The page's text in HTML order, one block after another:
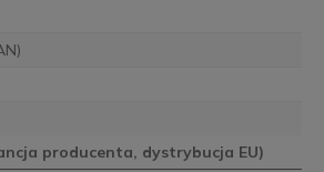
producenta, dystrybucja EU)